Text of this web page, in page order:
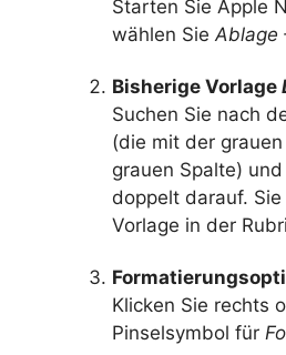
Starten Sie Apple
wählen Sie Ablage
Bisherige Vorlage
Suchen Sie nach
(die mit der
grauen Spalte)
doppelt darauf.
Vorlage in der
Klicken Sie rechts
Pinselsymbol für